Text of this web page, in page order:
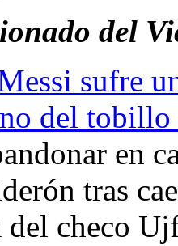
del
sufre
del tobillo
en
tras
del checo